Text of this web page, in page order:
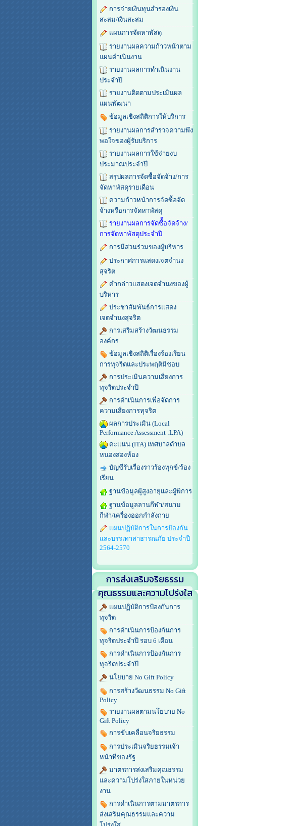
การจ่ายเงินทุนสำรองเงิน
สะสม/เงินสะสม
แผนการจัดหาพัสดุ
รายงานผลความก้าวหน้าตาม
แผนดำเนินงาน
รายงานผลการดำเนินงาน
ประจำปี
รายงานติดตามประเมินผล
แผนพัฒนา
ข้อมูลเชิงสถิติการให้บริการ
รายงานผลการสำรวจความพึง
พอใจของผู้รับบริการ
รายงานผลการใช้จ่ายงบ
ประมาณประจำปี
สรุปผลการจัดซื้อจัดจ้าง/การ
จัดหาพัสดุรายเดือน
ความก้าวหน้าการจัดซื้อจัด
จ้างหรือการจัดหาพัสดุ
รายงานผลการจัดซื้้อจัดจ้าง/
การจัดหาพัสดุประจำปี
การมีส่วนร่วมของผู้บริหาร
ประกาศการแสดงเจตจำนง
สุจริต
คำกล่าวแสดงเจตจำนงของผู้
บริหาร
ประชาสัมพันธ์การแสดง
เจตจำนงสุจริต
การเสริมสร้างวัฒนธรรม
องค์กร
ข้อมูลเชิงสถิติเรื่องร้องเรียน
การทุจริตและประพฤติมิชอบ
การประเมินความเสี่ยงการ
ทุจริตประจำปี
การดำเนินการเพื่อจัดการ
ความเสี่ยงการทุจริต
ผลการประเมิน (Local
Performance Assessment :LPA)
คะแนน (ITA) เทศบาลตำบล
หนองสองห้อง
บัญชีรับเรื่องราวร้องทุกข์/ร้อง
เรียน
ฐานข้อมูลผู้สูงอายุและผู้พิการ
ฐานข้อมูลลานกีฬา/สนาม
กีฬา/เครื่องออกกำลังกาย
แผนปฏิบัติการในการป้องกัน
และบรรเทาสาธารณภัย ประจำปี
2564-2570
การส่งเสริมจริยธรรม
คุณธรรมและความโปร่งใส
แผนปฏิบัติการป้องกันการ
ทุจริต
การดำเนินการป้องกันการ
ทุจริตประจำปี รอบ 6 เดือน
การดำเนินการป้องกันการ
ทุจริตประจำปี
นโยบาย No Gift Policy
การสร้างวัฒนธรรม No Gift
Policy
รายงานผลตามนโยบาย No
Gift Policy
การขับเคลื่อนจริยธรรม
การประเมินจริยธรรมเจ้า
หน้าที่ของรัฐ
มาตรการส่งเสริมคุณธรรม
และความโปร่งใสภายในหน่วย
งาน
การดำเนินการตามมาตรการ
ส่งเสริมคุณธรรมและความ